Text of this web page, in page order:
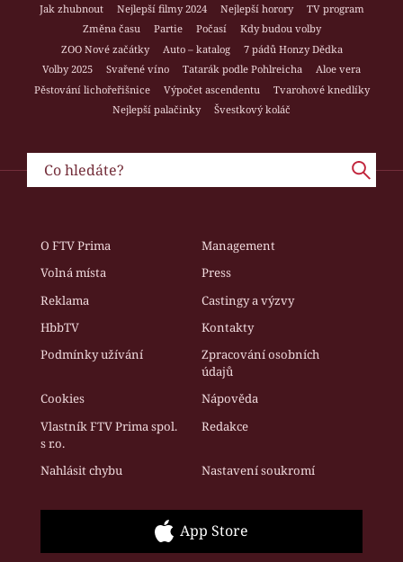
Jak zhubnout Nejlepší filmy 2024 Nejlepší horory
TV program
Změna času
Partie Počasí
Kdy budou volby
ZOO Nové začátky
Auto – katalog
7 pádů Honzy Dědka
Volby 2025
Svařené víno Tatarák podle Pohlreicha
Aloe vera
Pěstování lichořeřišnice
Výpočet ascendentu
Tvarohové knedlíky
Nejlepší palačinky
Švestkový koláč
O FTV Prima
Management
Volná místa
Press
Reklama
Castingy a výzvy
HbbTV
Kontakty
Podmínky užívání
Zpracování osobních
údajů
Cookies
Nápověda
Vlastník FTV Prima spol.
s r.o.
Redakce
Nahlásit chybu Nastavení soukromí
App Store